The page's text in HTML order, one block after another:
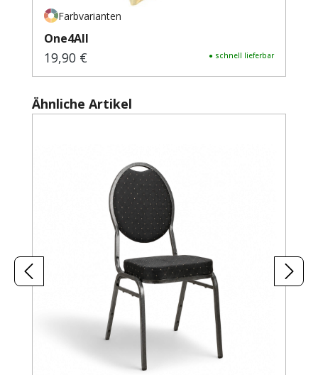
Farbvarianten
One4All
Regulärer Preis:
19,90 € ● schnell lieferbar
Produktgalerie überspringen
Ähnliche Artikel